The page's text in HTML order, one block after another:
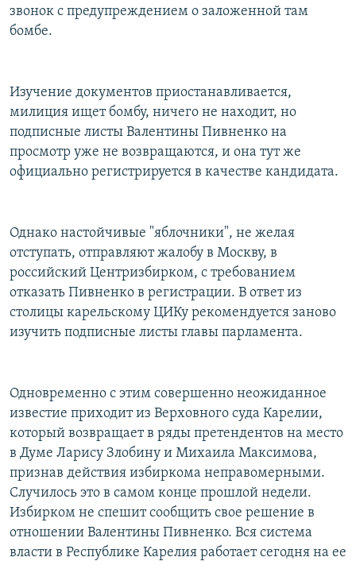
звонок с предупреждением о заложенной там
бомбе.
Изучение документов приостанавливается,
милиция ищет бомбу, ничего не находит, но
подписные листы Валентины Пивненко на
просмотр уже не возвращаются, и она тут же
официально регистрируется в качестве кандидата.
Однако настойчивые "яблочники", не желая
отступать, отправляют жалобу в Москву, в
российский Центризбирком, с требованием
отказать Пивненко в регистрации. В ответ из
столицы карельскому ЦИКу рекомендуется заново
изучить подписные листы главы парламента.
Одновременно с этим совершенно неожиданное
известие приходит из Верховного суда Карелии,
который возвращает в ряды претендентов на место
в Думе Ларису Злобину и Михаила Максимова,
признав действия избиркома неправомерными.
Случилось это в самом конце прошлой недели.
Избирком не спешит сообщить свое решение в
отношении Валентины Пивненко. Вся система
власти в Республике Карелия работает сегодня на ее